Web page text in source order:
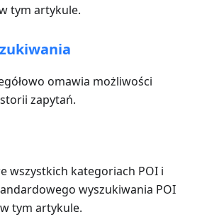
tym artykule.
omawia możliwości
zapytań.
wszystkich kategoriach POI i
wyszukiwania POI
tym artykule.